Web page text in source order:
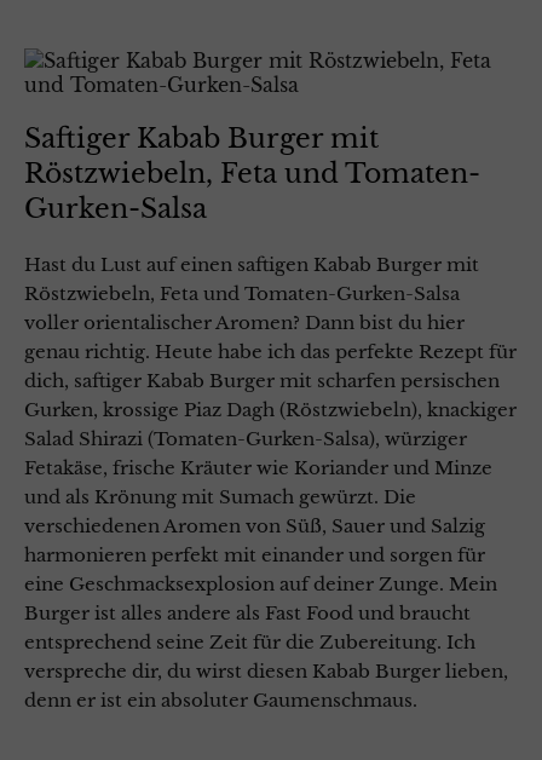
Saftiger Kabab Burger mit
Röstzwiebeln, Feta und Tomaten-
Gurken-Salsa
Hast du Lust auf einen saftigen Kabab Burger mit
Röstzwiebeln, Feta und Tomaten-Gurken-Salsa
voller orientalischer Aromen? Dann bist du hier
genau richtig. Heute habe ich das perfekte Rezept für
dich, saftiger Kabab Burger mit scharfen persischen
Gurken, krossige Piaz Dagh (Röstzwiebeln), knackiger
Salad Shirazi (Tomaten-Gurken-Salsa), würziger
Fetakäse, frische Kräuter wie Koriander und Minze
und als Krönung mit Sumach gewürzt. Die
verschiedenen Aromen von Süß, Sauer und Salzig
harmonieren perfekt mit einander und sorgen für
eine Geschmacksexplosion auf deiner Zunge. Mein
Burger ist alles andere als Fast Food und braucht
entsprechend seine Zeit für die Zubereitung. Ich
verspreche dir, du wirst diesen Kabab Burger lieben,
denn er ist ein absoluter Gaumenschmaus.